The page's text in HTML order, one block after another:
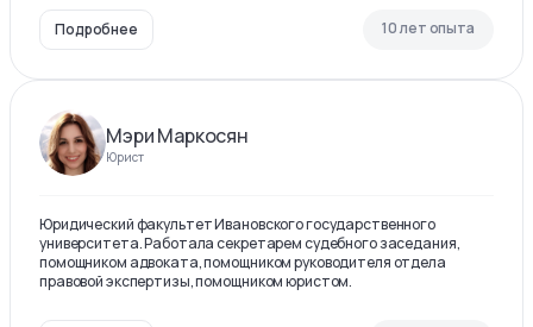
Подробнее 10 лет опыта
Мэри Маркосян
Юрист
Юридический факультет Ивановского государственного
университета. Работала секретарем судебного заседания,
помощником адвоката, помощником руководителя отдела
правовой экспертизы, помощником юристом.